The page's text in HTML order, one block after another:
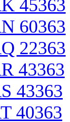
45363
60363
22363
43363
43363
40363